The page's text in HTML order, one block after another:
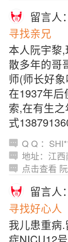
留言人
寻找亲兄
本人阮宇黎
散多年的哥
师(师长好
在1937年
索,在有生
式
Q Q ：
地址：江西
点击查看
留言人
寻找好心人
我儿患重病
症NICU12